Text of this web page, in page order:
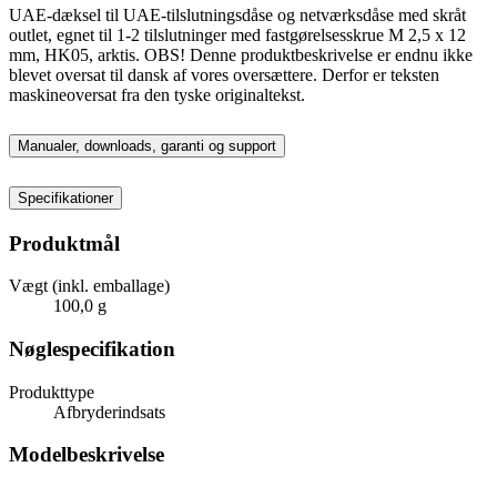
UAE-dæksel til UAE-tilslutningsdåse og netværksdåse med skråt
outlet, egnet til 1-2 tilslutninger med fastgørelsesskrue M 2,5 x 12
mm, HK05, arktis. OBS! Denne produktbeskrivelse er endnu ikke
blevet oversat til dansk af vores oversættere. Derfor er teksten
maskineoversat fra den tyske originaltekst.
Manualer, downloads, garanti og support
Specifikationer
Produktmål
Vægt (inkl. emballage)
100,0 g
Nøglespecifikation
Produkttype
Afbryderindsats
Modelbeskrivelse